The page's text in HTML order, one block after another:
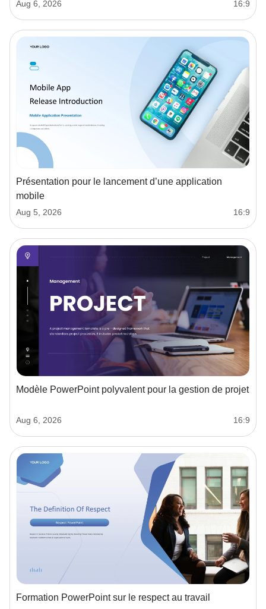
Aug 6, 2026 16:9
Présentation pour le lancement d’une application
mobile
Aug 5, 2026 16:9
Modèle PowerPoint polyvalent pour la gestion de projet
Aug 6, 2026 16:9
Formation PowerPoint sur le respect au travail